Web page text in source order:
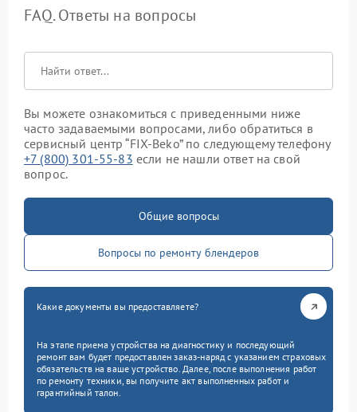
FAQ. Ответы на вопросы
Вы можете ознакомиться с приведенными ниже
часто задаваемыми вопросами, либо обратиться в
сервисный центр “FIX-Beko” по следующему телефону
+7 (800) 301-55-83 если не нашли ответ на свой
вопрос.
Общие вопросы
Вопросы по ремонту блендеров
Какие документы вы предоставляете?
На этапе приема устройства на диагностику и последующий
ремонт вам будет предоставлен заказ-наряд с указанием страховых
обязательств на ваше устройство. Далее, после выполнения работ
по ремонту техники, вы получите акт выполненных работ и
гарантийный талон.